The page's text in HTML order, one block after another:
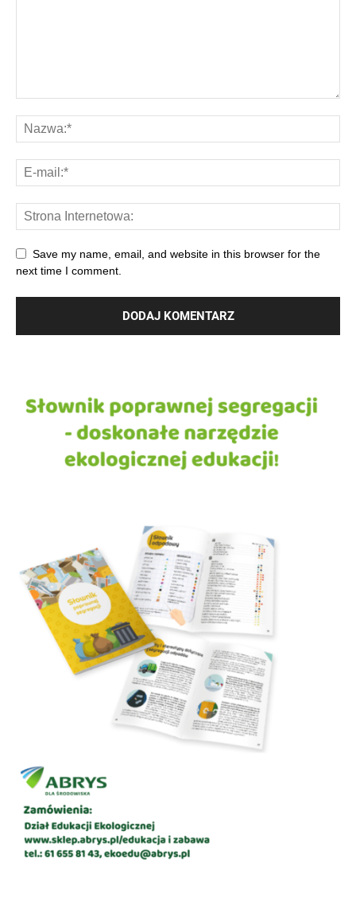
Save my name, email, and website in this browser for the
next time I comment.